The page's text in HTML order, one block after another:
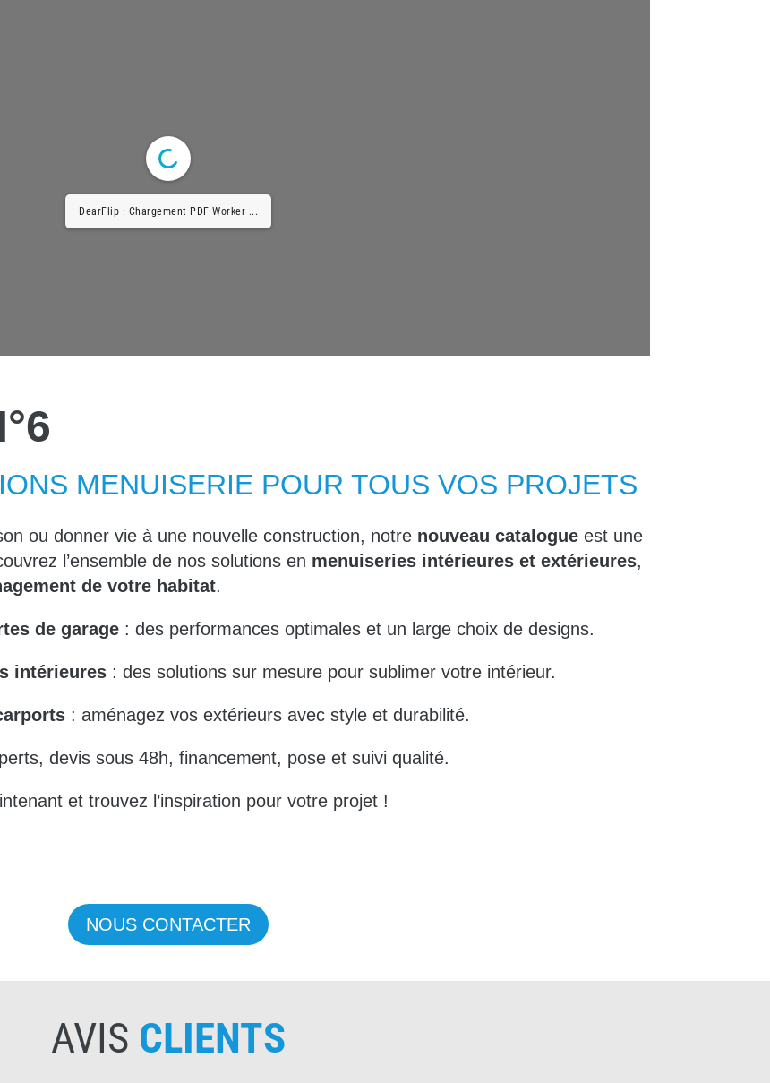
DearFlip : Chargement PDF Worker ...
MENUISERIE POUR TOUS VOS PROJETS
ou donner vie à une nouvelle construction, notre nouveau catalogue est une
l’ensemble de nos solutions en menuiseries intérieures et extérieures,
de votre habitat.
de garage : des performances optimales et un large choix de designs.
intérieures : des solutions sur mesure pour sublimer votre intérieur.
: aménagez vos extérieurs avec style et durabilité.
devis sous 48h, financement, pose et suivi qualité.
et trouvez l’inspiration pour votre projet !
NOUS CONTACTER
AVIS CLIENTS